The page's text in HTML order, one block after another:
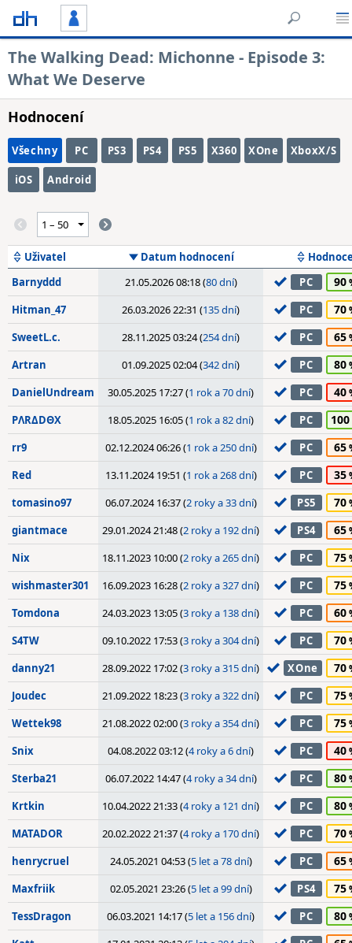
The Walking Dead: Michonne - Episode 3:
What We Deserve
Hodnocení
Všechny PC PS3 PS4 PS5 X360 XOne XboxX/S
iOS Android
Uživatel Datum hodnocení
Barnyddd
21.05.2026 08:18 (80 dní) PC 90
Hitman_47 26.03.2026 22:31 (135 dní) PC 70
SweetL.c. 28.11.2025 03:24 (254 dní) PC 65
Artran 01.09.2025 02:04 (342 dní) PC 80
DanielUndream 30.05.2025 17:27 (1 rok a 70 dní) PC 40
PΛRΔDΘX 18.05.2025 16:05 (1 rok a 82 dní) PC 100
rr9 02.12.2024 06:26 (1 rok a 250 dní) PC 65
Red 13.11.2024 19:51 (1 rok a 268 dní) PC 35
tomasino97 06.07.2024 16:37 (2 roky a 33 dní) PS5 70
giantmace 29.01.2024 21:48 (2 roky a 192 dní) PS4 65
Nix 18.11.2023 10:00 (2 roky a 265 dní) PC 75
wishmaster301 16.09.2023 16:28 (2 roky a 327 dní) PC 75
Tomdona 24.03.2023 13:05 (3 roky a 138 dní) PC 60
S4TW 09.10.2022 17:53 (3 roky a 304 dní) PC 70
danny21 28.09.2022 17:02 (3 roky a 315 dní) XOne 70
Joudec 21.09.2022 18:23 (3 roky a 322 dní) PC 75
Wettek98 21.08.2022 02:00 (3 roky a 354 dní) PC 75
Snix 04.08.2022 03:12 (4 roky a 6 dní) PC 40
Sterba21 06.07.2022 14:47 (4 roky a 34 dní) PC 80
Krtkin 10.04.2022 21:33 (4 roky a 121 dní) PC 80
MATADOR 20.02.2022 21:37 (4 roky a 170 dní) PC 70
henrycruel 24.05.2021 04:53 (5 let a 78 dní) PC 65
Maxfriik 02.05.2021 23:26 (5 let a 99 dní) PS4 75
TessDragon 06.03.2021 14:17 (5 let a 156 dní) PC 80